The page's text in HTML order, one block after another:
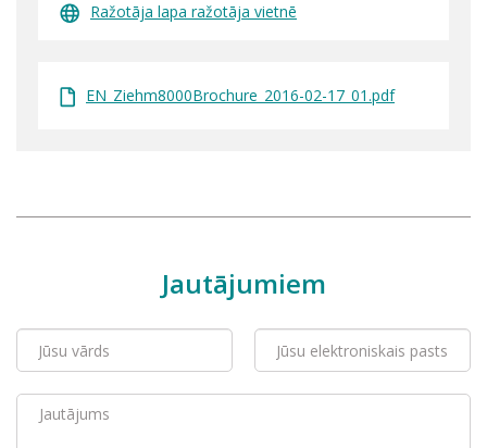
Ražotāja lapa ražotāja vietnē
EN_Ziehm8000Brochure_2016-02-17_01.pdf
Jautājumiem